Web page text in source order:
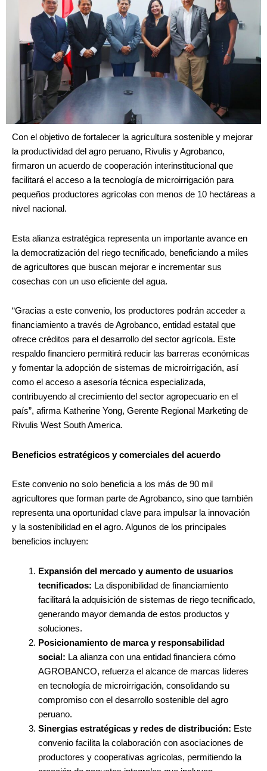
Con el objetivo de fortalecer la agricultura sostenible y mejorar
la productividad del agro peruano, Rivulis y Agrobanco,
firmaron un acuerdo de cooperación interinstitucional que
facilitará el acceso a la tecnología de microirrigación para
pequeños productores agrícolas con menos de 10 hectáreas a
nivel nacional.
Esta alianza estratégica representa un importante avance en
la democratización del riego tecnificado, beneficiando a miles
de agricultores que buscan mejorar e incrementar sus
cosechas con un uso eficiente del agua.
“Gracias a este convenio, los productores podrán acceder a
financiamiento a través de Agrobanco, entidad estatal que
ofrece créditos para el desarrollo del sector agrícola. Este
respaldo financiero permitirá reducir las barreras económicas
y fomentar la adopción de sistemas de microirrigación, así
como el acceso a asesoría técnica especializada,
contribuyendo al crecimiento del sector agropecuario en el
país”, afirma Katherine Yong, Gerente Regional Marketing de
Rivulis West South America.
Beneficios estratégicos y comerciales del acuerdo
Este convenio no solo beneficia a los más de 90 mil
agricultores que forman parte de Agrobanco, sino que también
representa una oportunidad clave para impulsar la innovación
y la sostenibilidad en el agro. Algunos de los principales
beneficios incluyen:
Expansión del mercado y aumento de usuarios
tecnificados: La disponibilidad de financiamiento
facilitará la adquisición de sistemas de riego tecnificado,
generando mayor demanda de estos productos y
soluciones.
Posicionamiento de marca y responsabilidad
social: La alianza con una entidad financiera cómo
AGROBANCO, refuerza el alcance de marcas líderes
en tecnología de microirrigación, consolidando su
compromiso con el desarrollo sostenible del agro
peruano.
Sinergias estratégicas y redes de distribución: Este
convenio facilita la colaboración con asociaciones de
productores y cooperativas agrícolas, permitiendo la